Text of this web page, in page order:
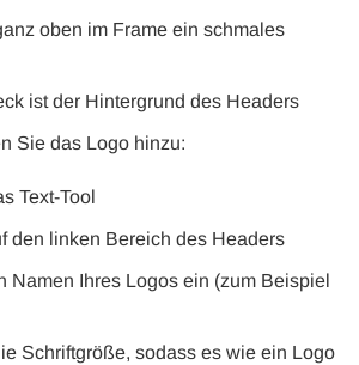
oben im Frame ein schmales
ist der Hintergrund des Headers
Sie das Logo hinzu:
Text-Tool
den linken Bereich des Headers
Namen Ihres Logos ein (zum Beispiel
Schriftgröße, sodass es wie ein Logo